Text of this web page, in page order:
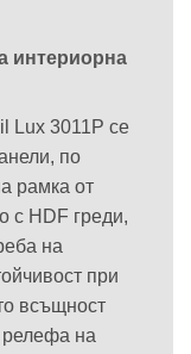
интериорна
Lux 3011P се
по
рамка от
с HDF греди,
на
при
всъщност
на